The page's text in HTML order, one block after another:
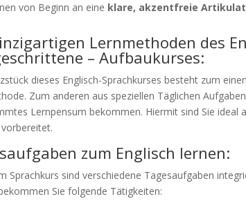
von Beginn an eine klare, akzentfreie
Lernmethoden des
– Aufbaukurses:
dieses Englisch-Sprachkurses besteht zum
Zum anderen aus speziellen Täglichen
Lernpensum bekommen. Hiermit sind Sie ideal
zum Englisch lernen:
Sprachkurs sind verschiedene Tagesaufgaben
Sie folgende Tätigkeiten: